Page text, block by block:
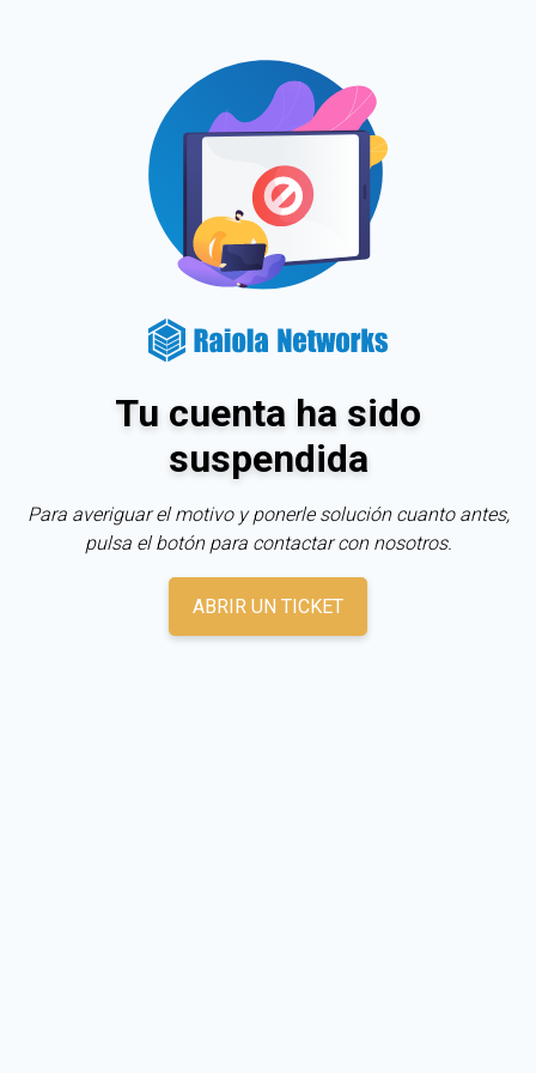
Tu cuenta ha sido
suspendida
Para averiguar el motivo y ponerle solución cuanto antes,
pulsa el botón para contactar con nosotros.
ABRIR UN TICKET